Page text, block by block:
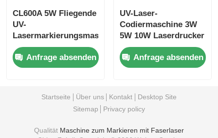
CL600A 5W Fliegende
UV-
Lasermarkierungsmaschine
400W Sichtbare
Rückverfolgbarkeit
Anfrage absenden
UV-Laser-
Codiermaschine 3W
5W 10W Laserdrucker
zum Drucken auf
HolzAnfrage absenden
Startseite Über uns Kontakt
Desktop Site
Sitemap
Privacy policy
Qualität Maschine zum Markieren mit Faserlaser